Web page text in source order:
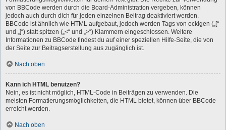
von BBCode werden durch die Board-Administration vergeben, können
jedoch auch durch dich für jeden einzelnen Beitrag deaktiviert werden.
BBCode ist ähnlich wie HTML aufgebaut, jedoch werden Tags von eckigen („[“
und „]“) statt spitzen („<“ und „>“) Klammern eingeschlossen. Weitere
Informationen zu BBCode findest du auf einer speziellen Hilfe-Seite, die von
der Seite zur Beitragserstellung aus zugänglich ist.
Nach oben
Kann ich HTML benutzen?
Nein, es ist nicht möglich, HTML-Code in Beiträgen zu verwenden. Die
meisten Formatierungsmöglichkeiten, die HTML bietet, können über BBCode
erreicht werden.
Nach oben